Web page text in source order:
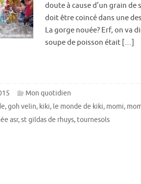
doute à cause d’un grain de
doit être coincé dans une
La gorge nouée? Erf, on va
soupe de poisson était […]
Mon quotidien
,goh velin, kiki, le monde de kiki, momi,
asr,st gildas de rhuys, tournesols